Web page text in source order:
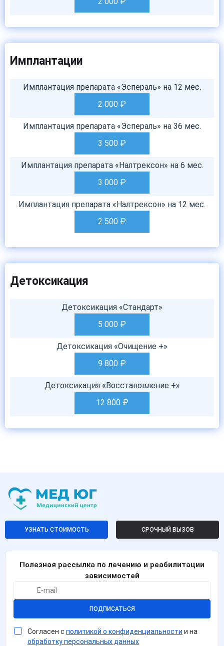
Имплантации
Имплантация препарата «Эспераль» на 12 мес.
2 000 ₽
Имплантация препарата «Эспераль» на 36 мес.
3 500 ₽
Имплантация препарата «Налтрексон» на 6 мес.
3 000 ₽
Имплантация препарата «Налтрексон» на 12 мес.
2 500 ₽
Детоксикация
Детоксикация «Стандарт»
5 000 ₽
Детоксикация «Очищение +»
9 800 ₽
Детоксикация «Восстановление +»
12 800₽
УЗНАТЬ СТОИМОСТЬ СРОЧНЫЙ ВЫЗОВ
Полезная рассылка по лечению и реабилитации
зависимостей
ПОДПИСАТЬСЯ
Согласен с политикой о конфиденциальности и на
обработку персональных данных